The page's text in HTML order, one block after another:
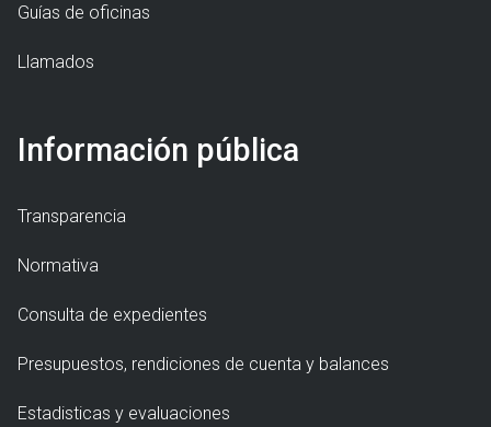
Guías de oficinas
Llamados
Información pública
Transparencia
Normativa
Consulta de expedientes
Presupuestos, rendiciones de cuenta y balances
Estadisticas y evaluaciones